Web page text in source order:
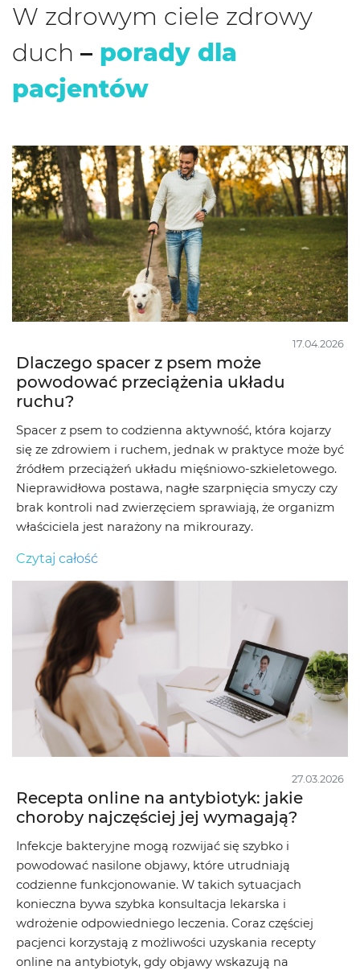
W zdrowym ciele zdrowy
duch – porady dla
pacjentów
17.04.2026
Dlaczego spacer z psem może
powodować przeciążenia układu
ruchu?
Spacer z psem to codzienna aktywność, która kojarzy
się ze zdrowiem i ruchem, jednak w praktyce może być
źródłem przeciążeń układu mięśniowo-szkieletowego.
Nieprawidłowa postawa, nagłe szarpnięcia smyczy czy
brak kontroli nad zwierzęciem sprawiają, że organizm
właściciela jest narażony na mikrourazy.
Czytaj całość
27.03.2026
Recepta online na antybiotyk: jakie
choroby najczęściej jej wymagają?
Infekcje bakteryjne mogą rozwijać się szybko i
powodować nasilone objawy, które utrudniają
codzienne funkcjonowanie. W takich sytuacjach
konieczna bywa szybka konsultacja lekarska i
wdrożenie odpowiedniego leczenia. Coraz częściej
pacjenci korzystają z możliwości uzyskania recepty
online na antybiotyk, gdy objawy wskazują na